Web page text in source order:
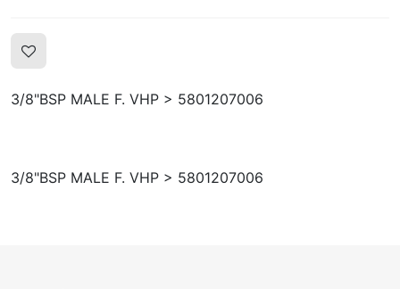
3/8"BSP MALE F. VHP > 5801207006
3/8"BSP MALE F. VHP > 5801207006